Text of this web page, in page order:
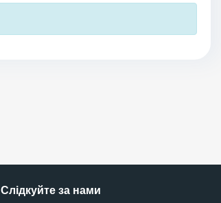
Слідкуйте за нами